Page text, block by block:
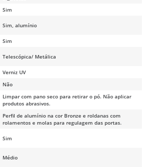
Sim
Sim, alumínio
Sim
Telescópica/ Metálica
Verniz UV
Não
Limpar com pano seco para retirar o pó. Não aplicar
produtos abrasivos.
Perfil de alumínio na cor Bronze e roldanas com
rolamentos e molas para regulagem das portas.
Sim
Médio